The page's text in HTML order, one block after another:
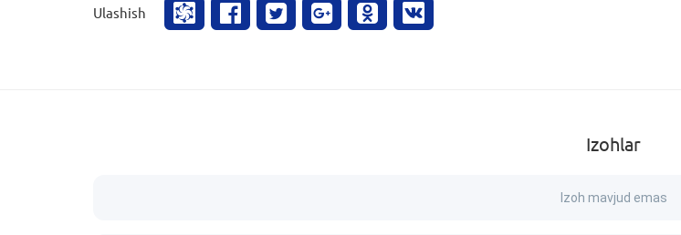
Ulashish
Izohlar
Izoh mavjud emas